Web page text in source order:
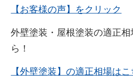
【お客様の声】をクリック
外壁塗装・屋根塗装の適正
ら！
【外壁塗装】の適正相場はこ